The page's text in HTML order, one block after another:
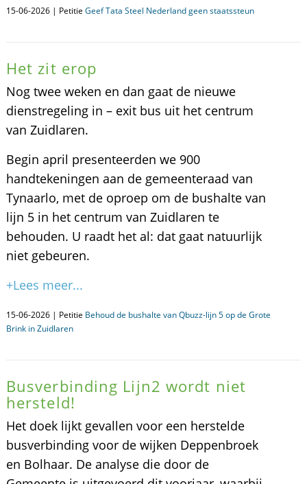
15-06-2026 | Petitie Geef Tata Steel Nederland geen staatssteun
Het zit erop
Nog twee weken en dan gaat de nieuwe
dienstregeling in – exit bus uit het centrum
van Zuidlaren.
Begin april presenteerden we 900
handtekeningen aan de gemeenteraad van
Tynaarlo, met de oproep om de bushalte van
lijn 5 in het centrum van Zuidlaren te
behouden. U raadt het al: dat gaat natuurlijk
niet gebeuren.
+Lees meer...
15-06-2026 | Petitie Behoud de bushalte van Qbuzz-lijn 5 op de Grote
Brink in Zuidlaren
Busverbinding Lijn2 wordt niet
hersteld!
Het doek lijkt gevallen voor een herstelde
busverbinding voor de wijken Deppenbroek
en Bolhaar. De analyse die door de